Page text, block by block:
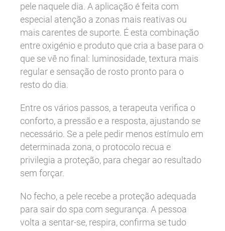
pele naquele dia. A aplicação é feita com
especial atenção a zonas mais reativas ou
mais carentes de suporte. É esta combinação
entre oxigénio e produto que cria a base para o
que se vê no final: luminosidade, textura mais
regular e sensação de rosto pronto para o
resto do dia.
Entre os vários passos, a terapeuta verifica o
conforto, a pressão e a resposta, ajustando se
necessário. Se a pele pedir menos estímulo em
determinada zona, o protocolo recua e
privilegia a proteção, para chegar ao resultado
sem forçar.
No fecho, a pele recebe a proteção adequada
para sair do spa com segurança. A pessoa
volta a sentar-se, respira, confirma se tudo